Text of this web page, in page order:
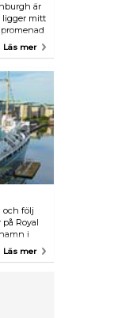
är
ligger mitt
en
Läs mer
och följ
Royal
i
inblick i
Läs mer